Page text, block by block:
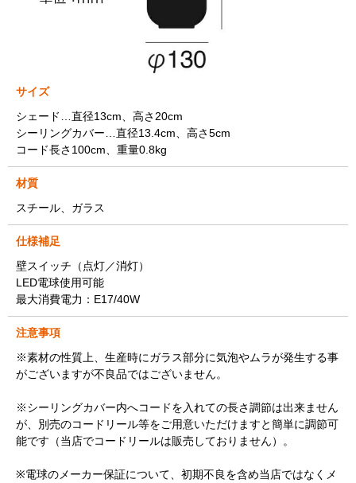
サイズ
シェード…直径13cm、高さ20cm
シーリングカバー…直径13.4cm、高さ5cm
コード長さ100cm、重量0.8kg
材質
スチール、ガラス
仕様補足
壁スイッチ（点灯／消灯）
LED電球使用可能
最大消費電力：E17/40W
注意事項
※素材の性質上、生産時にガラス部分に気泡やムラが発生する事
がございますが不良品ではございません。
※シーリングカバー内へコードを入れての長さ調節は出来ません
が、別売のコードリール等をご用意いただけますと簡単に調節可
能です（当店でコードリールは販売しておりません）。
※電球のメーカー保証について、初期不良を含め当店ではなくメ